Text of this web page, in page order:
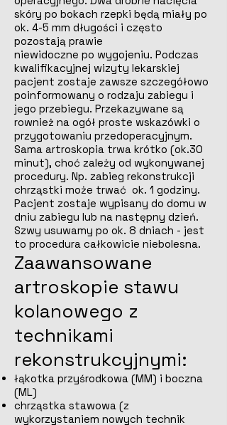
skóry po bokach rzepki będą miały po
ok. 4-5 mm długości i często
pozostają prawie
niewidoczne po wygojeniu. Podczas
kwalifikacyjnej wizyty lekarskiej
pacjent zostaje zawsze szczegółowo
poinformowany o rodzaju zabiegu i
jego przebiegu. Przekazywane są
rownież na ogół proste wskazówki o
przygotowaniu przedoperacyjnym.
Sama artroskopia trwa krótko (ok.30
minut), choć zależy od wykonywanej
procedury. Np. zabieg rekonstrukcji
chrząstki może trwać ok. 1 godziny.
Pacjent zostaje wypisany do domu w
dniu zabiegu lub na następny dzień.
Szwy usuwamy po ok. 8 dniach - jest
to procedura całkowicie niebolesna.
Zaawansowane
artroskopie stawu
kolanowego z
technikami
rekonstrukcyjnymi:
łąkotka przyśrodkowa (MM) i boczna
(ML)
chrząstka stawowa (z
wykorzystaniem nowych technik